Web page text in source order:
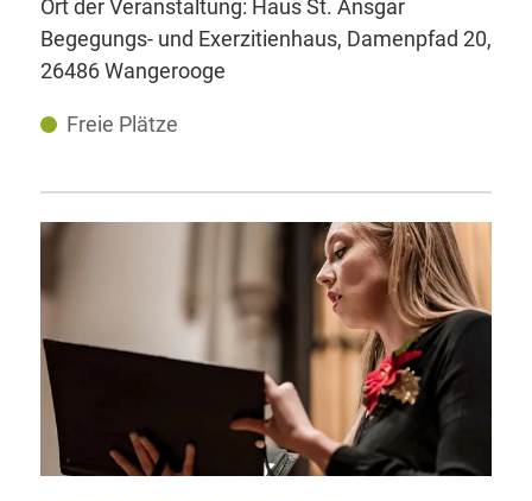
Ort der Veranstaltung: Haus St. Ansgar
Begegungs- und Exerzitienhaus, Damenpfad 20,
26486 Wangerooge
Freie Plätze